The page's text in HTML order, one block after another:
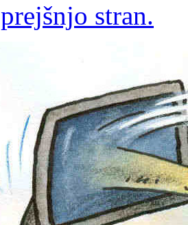
prejšnjo stran.